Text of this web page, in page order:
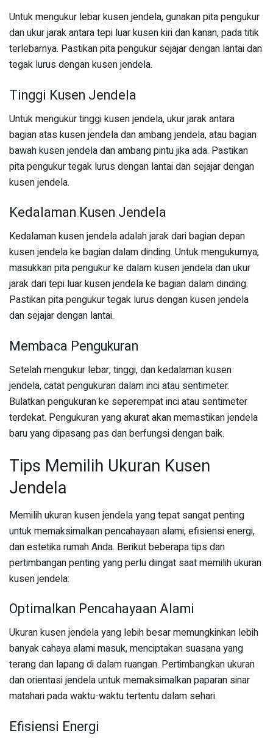
Untuk mengukur lebar kusen jendela, gunakan pita pengukur
dan ukur jarak antara tepi luar kusen kiri dan kanan, pada titik
terlebarnya. Pastikan pita pengukur sejajar dengan lantai dan
tegak lurus dengan kusen jendela.
Tinggi Kusen Jendela
Untuk mengukur tinggi kusen jendela, ukur jarak antara
bagian atas kusen jendela dan ambang jendela, atau bagian
bawah kusen jendela dan ambang pintu jika ada. Pastikan
pita pengukur tegak lurus dengan lantai dan sejajar dengan
kusen jendela.
Kedalaman Kusen Jendela
Kedalaman kusen jendela adalah jarak dari bagian depan
kusen jendela ke bagian dalam dinding. Untuk mengukurnya,
masukkan pita pengukur ke dalam kusen jendela dan ukur
jarak dari tepi luar kusen jendela ke bagian dalam dinding.
Pastikan pita pengukur tegak lurus dengan kusen jendela
dan sejajar dengan lantai.
Membaca Pengukuran
Setelah mengukur lebar, tinggi, dan kedalaman kusen
jendela, catat pengukuran dalam inci atau sentimeter.
Bulatkan pengukuran ke seperempat inci atau sentimeter
terdekat. Pengukuran yang akurat akan memastikan jendela
baru yang dipasang pas dan berfungsi dengan baik.
Tips Memilih Ukuran Kusen
Jendela
Memilih ukuran kusen jendela yang tepat sangat penting
untuk memaksimalkan pencahayaan alami, efisiensi energi,
dan estetika rumah Anda. Berikut beberapa tips dan
pertimbangan penting yang perlu diingat saat memilih ukuran
kusen jendela:
Optimalkan Pencahayaan Alami
Ukuran kusen jendela yang lebih besar memungkinkan lebih
banyak cahaya alami masuk, menciptakan suasana yang
terang dan lapang di dalam ruangan. Pertimbangkan ukuran
dan orientasi jendela untuk memaksimalkan paparan sinar
matahari pada waktu-waktu tertentu dalam sehari.
Efisiensi Energi